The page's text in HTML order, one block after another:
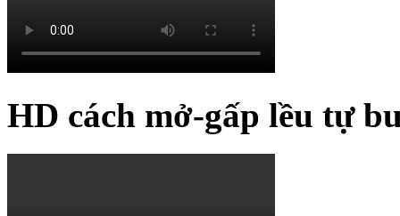
HD cách mở-gấp lều tự